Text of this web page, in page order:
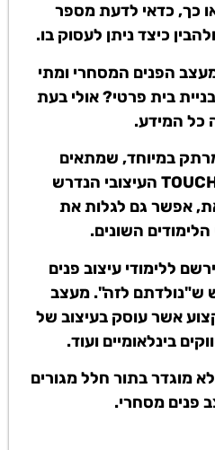
כך, כדאי לדעת מספר
כיצד ניתן לעסוק בו.
מעצב הפנים המסחרי ומתי
בית פרטי? אולי בעת
כל המידע.
במיוחד, שמתאים
בדרך כלל למי שניחן ב-TOUCH העיצובי הנדרש
אפשר גם לגלות את
השונים.
ללימודי עיצוב פנים
ש"נולדתם לזה". מעצב
אשר עוסק בעיצוב של
בינלאומיים ועוד.
מוגדר בתור חלל מגורים
פנים מסחרי.